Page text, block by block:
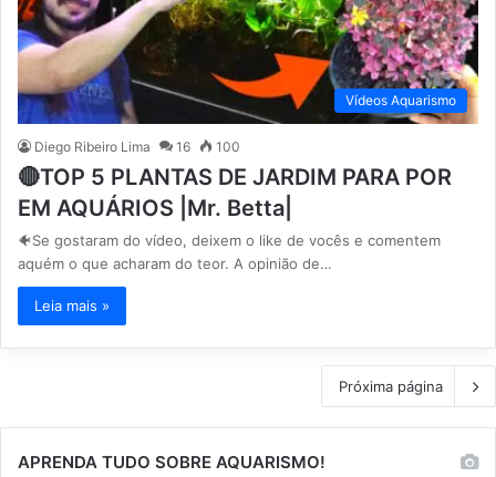
Vídeos Aquarismo
Diego Ribeiro Lima 16 100
🔴TOP 5 PLANTAS DE JARDIM PARA POR
EM AQUÁRIOS |Mr. Betta|
🐠Se gostaram do vídeo, deixem o like de vocês e comentem
aquém o que acharam do teor. A opinião de…
Leia mais »
Próxima página
APRENDA TUDO SOBRE AQUARISMO!